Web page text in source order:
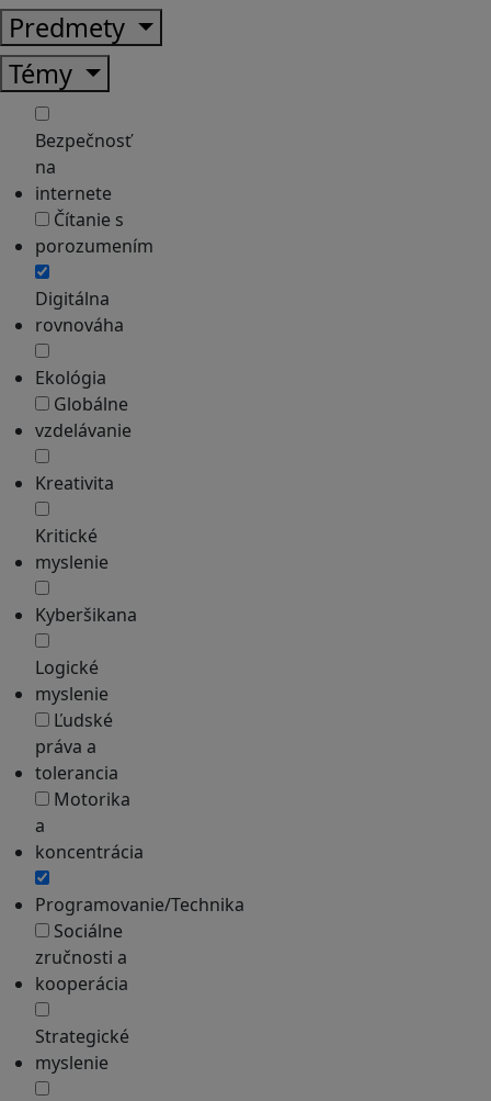
Predmety
Témy
Bezpečnosť
na
internete
Čítanie s
porozumením
Digitálna
rovnováha
Ekológia
Globálne
vzdelávanie
Kreativita
Kritické
myslenie
Kyberšikana
Logické
myslenie
Ľudské
práva a
tolerancia
Motorika
a
koncentrácia
Programovanie/Technika
Sociálne
zručnosti a
kooperácia
Strategické
myslenie